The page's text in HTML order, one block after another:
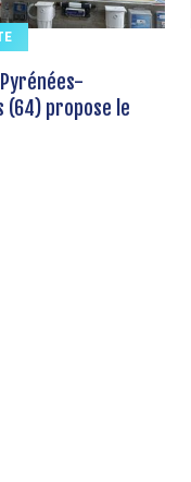
Pyrénées-
(64) propose le